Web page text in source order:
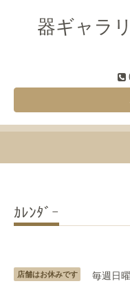
器ギャラ
ｶﾚﾝﾀﾞｰ
店舗はお休みです 毎週日